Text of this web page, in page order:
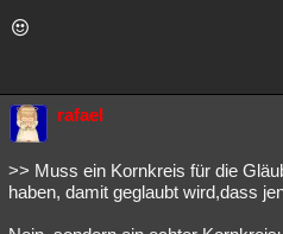
rafael
>> Muss ein Kornkreis für die
haben, damit geglaubt wird,dass